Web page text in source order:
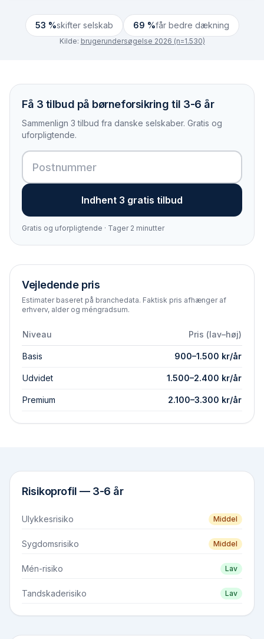
53 %skifter selskab 69 %får bedre dækning
Kilde: brugerundersøgelse 2026 (n=1.530)
Få 3 tilbud på børneforsikring til 3-6 år
Sammenlign 3 tilbud fra danske selskaber. Gratis og
uforpligtende.
Indhent 3 gratis tilbud
Gratis og uforpligtende · Tager 2 minutter
Vejledende pris
Estimater baseret på branchedata. Faktisk pris afhænger af
erhverv, alder og méngradsum.
Niveau Pris (lav–høj)
Basis 900–1.500 kr/år
Udvidet 1.500–2.400 kr/år
Premium 2.100–3.300 kr/år
Risikoprofil — 3-6 år
Ulykkesrisiko Middel
Sygdomsrisiko Middel
Mén-risiko Lav
Tandskaderisiko Lav